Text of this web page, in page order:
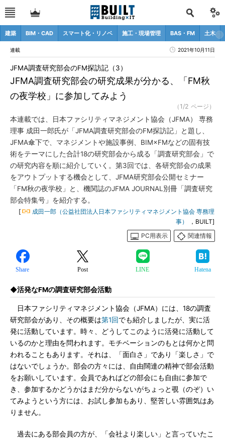
建築 BIM・CAD スマート化・リノベ 施工・現場管理 BAS・FM 土木
連載 2021年10月11日
JFMA調査研究部会の研究成果が分かる、「FM秋
の夜学校」に参加してみよう
JFMA調査研究部会のFM探訪記（3）
（1/2 ページ）
本連載では、日本ファシリティマネジメント協会（JFMA） 専務
理事 成田一郎氏が「JFMA調査研究部会のFM探訪記」と題し、
JFMA傘下で、マネジメントや施設事例、BIM×FMなどの固有技
術をテーマにした合計18の研究部会から成る「調査研究部会」で
の研究内容を順に紹介していく。第3回では、各研究部会の成果
をアウトプットする機会として、JFMA研究部会公開セミナー
「FM秋の夜学校」と、機関誌のJFMA JOURNAL別冊「調査研究
部会特集号」を紹介する。
[
成田一郎（公益社団法人日本ファシリティマネジメント協会 専務理
事）
，BUILT]
PC用表示
関連情報
Share Post LINE Hatena
◆活発なFMの調査研究部会活動
日本ファシリティマネジメント協会（JFMA）には、18の調査
研究部会があり、その概要は第1回でも紹介しましたが、実に活
発に活動しています。時々、どうしてこのように活発に活動して
いるのかと理由を問われます。モチベーションのもとは何かと問
われることもあります。それは、「面白さ」であり「楽しさ」で
はないでしょうか。部会の方々には、自由闊達の精神で部会活動
をお願いしています。会員であればどの部会にも自由に参加で
き、参加するかどうかはまだ分からないがちょっと覗（のぞ）い
てみようという方には、お試し参加もあり、堅苦しい雰囲気はあ
りません。
過去にある部会員の方が、「会社より楽しい」と言っていたこ